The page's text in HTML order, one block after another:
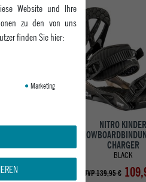
-33%
€
NITRO KINDER
CHARGER
BLACK
UVP 139,95 €
Website und Ihre
zu den von uns
finden Sie hier:
Marketing